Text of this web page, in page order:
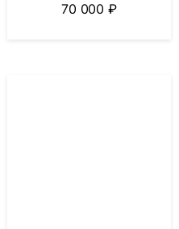
70 000₽